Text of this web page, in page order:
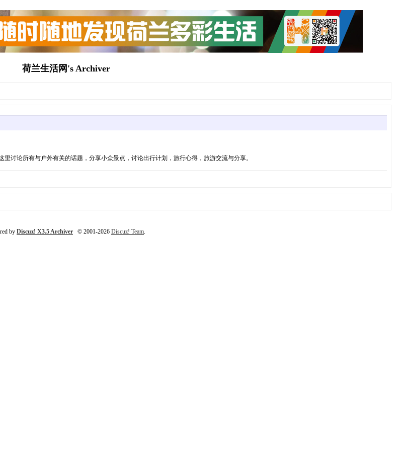
荷兰生活网's Archiver
讨论所有与户外有关的话题，分享小众景点，讨论出行计划，旅行心得，旅游交流与分享。
by Discuz! X3.5 Archiver © 2001-2026 Discuz! Team.